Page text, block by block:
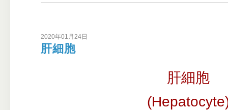
2020年01月24日
肝細胞
肝細胞